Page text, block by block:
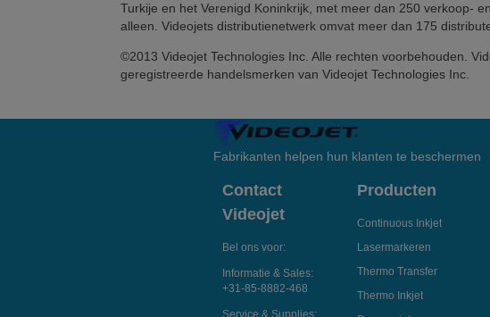
Turkije en het Verenigd Koninkrijk, met meer dan 250 verkoop-
alleen. Videojets distributienetwerk omvat meer dan 175
©2013 Videojet Technologies Inc. Alle rechten voorbehouden.
geregistreerde handelsmerken van Videojet Technologies Inc.
Fabrikanten helpen hun klanten te beschermen
Contact
Videojet
Bel ons voor:
Informatie & Sales:
+31-85-8882-468
Producten
Continuous Inkjet
Lasermarkeren
Thermo Transfer
Thermo Inkjet